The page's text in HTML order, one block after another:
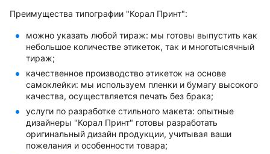
Преимущества типографии "Корал Принт":
можно указать любой тираж: мы готовы выпустить как
небольшое количестве этикеток, так и многотысячный
тираж;
качественное производство этикеток на основе
самоклейки: мы используем пленки и бумагу высокого
качества, осуществляется печать без брака;
услуги по разработке стильного макета: опытные
дизайнеры "Корал Принт" готовы разработать
оригинальный дизайн продукции, учитывая ваши
пожелания и особенности товара;